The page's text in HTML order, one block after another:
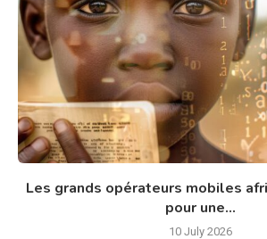
Les grands opérateurs mobiles
pour une...
10 July 2026